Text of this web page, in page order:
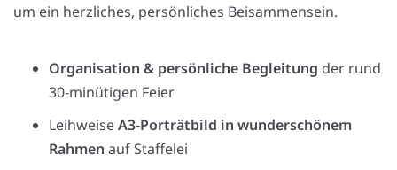
um ein herzliches, persönliches Beisammensein.
Organisation & persönliche Begleitung der rund
30-minütigen Feier
LeihweiseA3-Porträtbild in wunderschönem
Rahmen auf Staffelei